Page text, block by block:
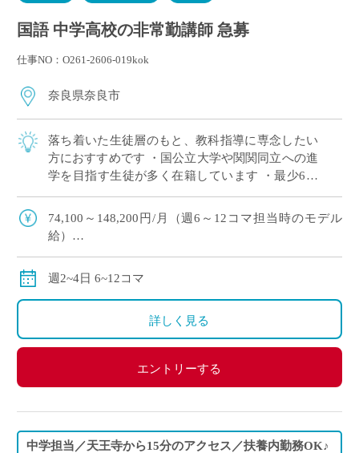
国語 中学高校の非常勤講師 急募
仕事NO：O261-2606-019kok
奈良県奈良市
落ち着いた生徒層のもと、教科指導に専念したい
方におすすめです ・国公立大学や関関同立への進
学を目指す生徒が多く在籍しています ・最少6コ
希望の方にもおすすめです★ ・ご担当は中 […]
74,100～148,200円/月（週6～12コマ担当時のモデル
給）
別途交通費全額支給
週2~4日 6~12コマ
詳しく見る
エントリーする
中学担当／天王寺から15分のアクセス／扶養内勤務OK♪